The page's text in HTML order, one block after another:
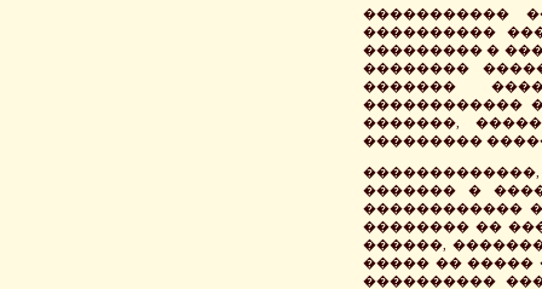
�����������
����������
��������� �
��������
�������
������������
�������,
���������
������� �
������������
�������� ��
������,
����� �� �����
����������